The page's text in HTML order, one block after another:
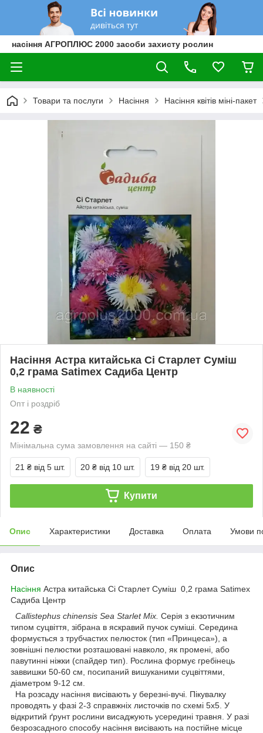
насіння АГРОПЛЮС 2000 засоби захисту рослин
Товари та послуги Насіння Насіння квітів міні-пакет
Насіння Астра китайська Сі Старлет Суміш
0,2 грама Satimex Садиба Центр
В наявності
Опт і роздріб
22 ₴
Мінімальна сума замовлення на сайті — 150 ₴
21 ₴ від 5 шт. 20 ₴ від 10 шт. 19 ₴ від 20 шт.
Купити
Опис Характеристики Доставка Оплата Умови
Опис
Насіння Астра китайська Сі Старлет Суміш 0,2 грама Satimex
Садиба Центр
Callistephus chinensis Sea Starlet Mix. Серія з екзотичним
типом суцвіття, зібрана в яскравий пучок суміші. Середина
формується з трубчастих пелюсток (тип «Принцеса»), а
зовнішні пелюстки розташовані навколо, як промені, або
павутинні ніжки (спайдер тип). Рослина формує гребінець
заввишки 50-60 см, посипаний вишуканими суцвіттями,
діаметром 9-12 см.
На розсаду насіння висівають у березні-вучі. Пікувалку
проводять у фазі 2-3 справжніх листочків по схемі 5x5. У
відкритий ґрунт рослини висаджують усередині травня. У разі
безрозсадного способу насіння висівають на постійне місце